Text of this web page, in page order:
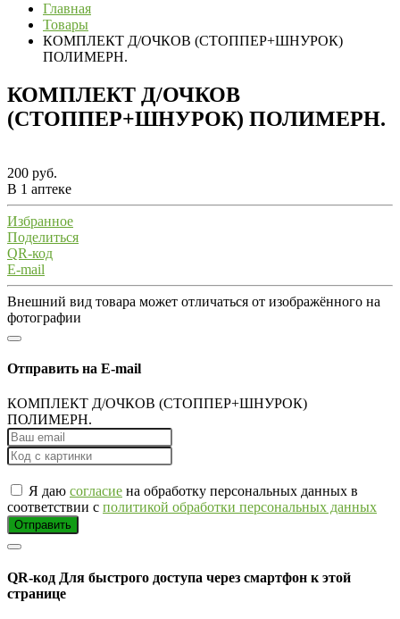
Главная
Товары
КОМПЛЕКТ Д/ОЧКОВ (СТОППЕР+ШНУРОК)
ПОЛИМЕРН.
КОМПЛЕКТ Д/ОЧКОВ
(СТОППЕР+ШНУРОК) ПОЛИМЕРН.
200 руб.
В 1 аптеке
Избранное
Поделиться
QR-код
E-mail
Внешний вид товара может отличаться от изображённого на
фотографии
Отправить на E-mail
КОМПЛЕКТ Д/ОЧКОВ (СТОППЕР+ШНУРОК)
ПОЛИМЕРН.
Я даю согласие на обработку персональных данных в
соответствии с политикой обработки персональных данных
Отправить
QR-код Для быстрого доступа через смартфон к этой
странице